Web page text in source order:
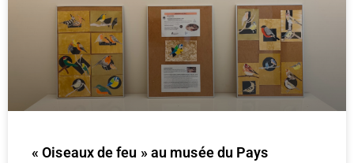
« Oiseaux de feu » au musée du Pays